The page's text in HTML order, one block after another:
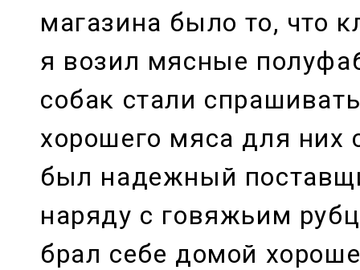
магазина было то, что
я возил мясные
собак стали
хорошего мяса для них
был надежный
наряду с говяжьим
брал себе домой